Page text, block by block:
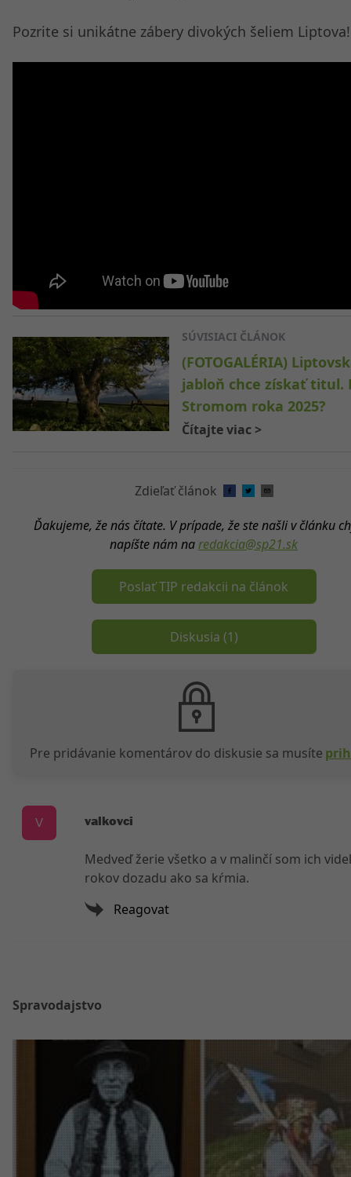
Pozrite si unikátne zábery divokých šeliem Liptova!
SÚVISIACI ČLÁNOK
(FOTOGALÉRIA)
jabloň chce získať titul.
Stromom roka 2025?
Čítajte viac >
Zdieľať článok
Ďakujeme, že nás čítate. V prípade, že ste našli v článku
napíšte nám naredakcia@sp21.sk
Poslať TIP redakcii na článok
Diskusia (1)
Pre pridávanie komentárov do diskusie sa musíte
V valkovci
Medveď žerie všetko a v malinčí som ich
rokov dozadu ako sa kŕmia.
Reagovat
Spravodajstvo